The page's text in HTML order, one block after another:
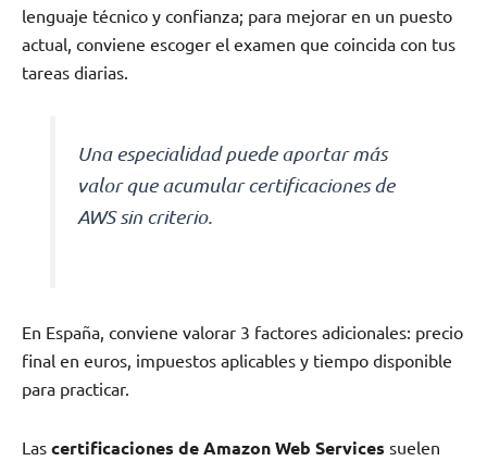
lenguaje técnico y confianza; para mejorar en un puesto
actual, conviene escoger el examen que coincida con tus
tareas diarias.
Una especialidad puede aportar más
valor que acumular certificaciones de
AWS sin criterio.
En España, conviene valorar 3 factores adicionales: precio
final en euros, impuestos aplicables y tiempo disponible
para practicar.
Las certificaciones de Amazon Web Services suelen